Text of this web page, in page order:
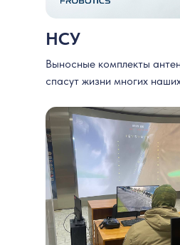
Выносные комплекты
спасут жизни многих
НСУ